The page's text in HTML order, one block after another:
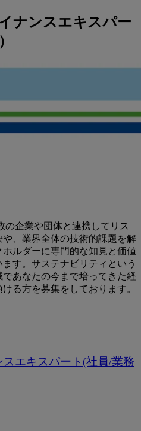
ナンスエキスパー
企業や団体と連携してリス
、業界全体の技術的課題を解
ルダーに専門的な知見と価値
す。サステナビリティという
あなたの今まで培ってきた経
る方を募集をしております。
エキスパート(社員/業務